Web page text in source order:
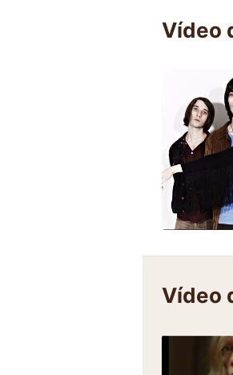
Vídeo
Vídeo